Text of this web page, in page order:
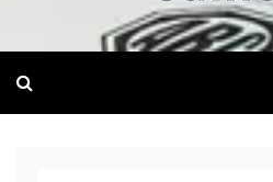
News for Public